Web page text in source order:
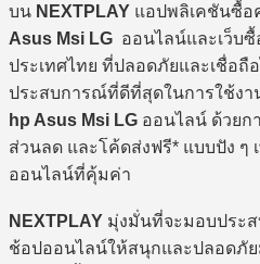
บน NEXTPLAY แอปพลิเคชันซื้อ
Asus Msi LG ออนไลน์และเว็บ
ประเทศไทย ที่ปลอดภัยและเชื่อถื
ประสบการณ์ที่ดีที่สุดในการใช้ง
hp Asus Msi LG ออนไลน์ ด้วยก
ส่วนลด และโค้ดส่งฟรี* แบบปัง ๆ
ออนไลน์ที่คุ้มค่า
NEXTPLAY มุ่งมั่นที่จะมอบประ
ช้อปออนไลน์ให้สนุกและปลอดภั